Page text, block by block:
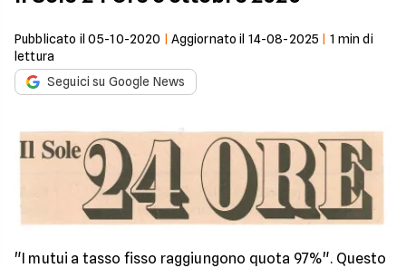
Pubblicato il 05-10-2020 Aggiornato il 14-08-2025 1 min di
lettura
Seguici su Google News
"I mutui a tasso fisso raggiungono quota 97%". Questo